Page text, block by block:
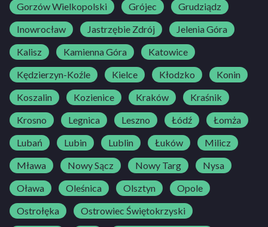
Gorzów Wielkopolski
Grójec
Grudziądz
Inowrocław
Jastrzębie Zdrój
Jelenia Góra
Kalisz
Kamienna Góra
Katowice
Kędzierzyn-Koźle
Kielce Kłodzko
Konin
Koszalin
Kozienice Kraków
Kraśnik
Krosno
Legnica Leszno Łódź
Łomża
Lubań
Lubin Lublin Łuków
Milicz
Mława
Nowy Sącz Nowy Targ
Nysa
Oława
Oleśnica Olsztyn
Opole
Ostrołęka
Ostrowiec Świętokrzyski